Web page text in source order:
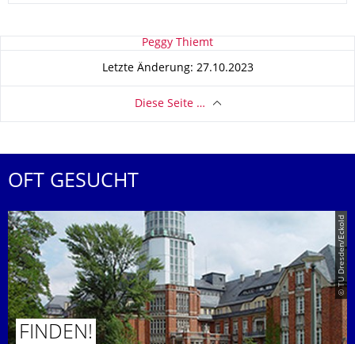
Zu dieser Seite Peggy Thiemt
Letzte Änderung: 27.10.2023
Diese Seite …
OFT GESUCHT
© TU Dresden/Eckold
FINDEN!